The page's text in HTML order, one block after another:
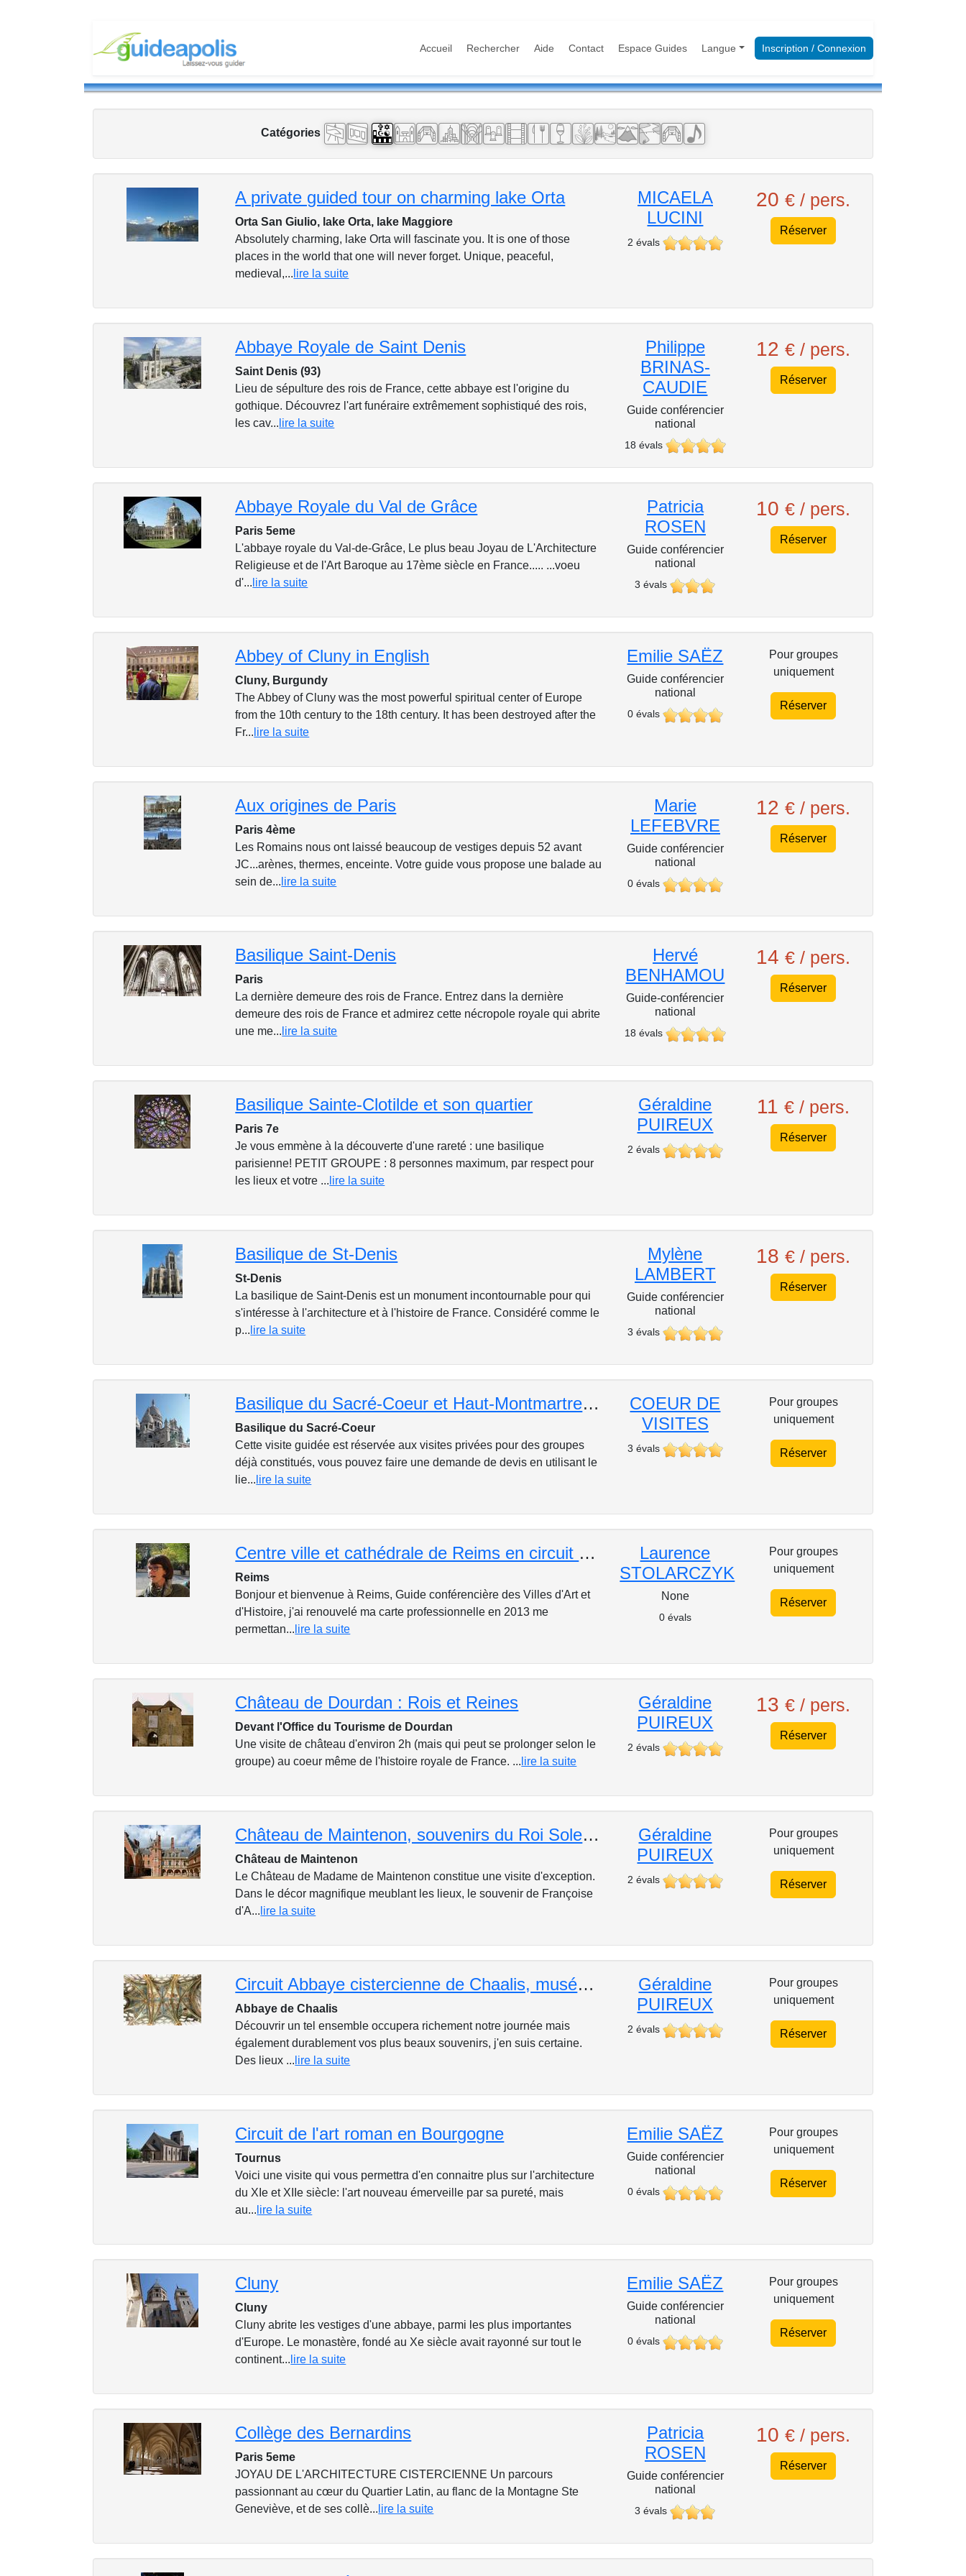
Accueil Rechercher Aide Contact Espace Guides Langue Inscription / Connexion
Catégories
A private guided tour on charming lake Orta
Orta San Giulio, lake Orta, lake Maggiore
Absolutely charming, lake Orta will fascinate you. It is one of those
places in the world that one will never forget. Unique, peaceful,
medieval,... lire la suite
MICAELA
LUCINI
2 évals
20€ / pers.
Réserver
Abbaye Royale de Saint Denis
Saint Denis (93)
Lieu de sépulture des rois de France, cette abbaye est l'origine du
gothique. Découvrez l'art funéraire extrêmement sophistiqué des rois,
les cav... lire la suite
Philippe
BRINAS-
CAUDIE
Guide conférencier
national
18 évals
12€ / pers.
Réserver
Abbaye Royale du Val de Grâce
Paris 5eme
L'abbaye royale du Val-de-Grâce, Le plus beau Joyau de L'Architecture
Religieuse et de l'Art Baroque au 17ème siècle en France..... ...voeu
d'... lire la suite
Patricia
ROSEN
Guide conférencier
national
3 évals
10€ / pers.
Réserver
Abbey of Cluny in English
Cluny, Burgundy
The Abbey of Cluny was the most powerful spiritual center of Europe
from the 10th century to the 18th century. It has been destroyed after the
Fr... lire la suite
Emilie SAËZ
Guide conférencier
national
0 évals
Pour groupes
uniquement
Réserver
Aux origines de Paris
Paris 4ème
Les Romains nous ont laissé beaucoup de vestiges depuis 52 avant
JC...arènes, thermes, enceinte. Votre guide vous propose une balade au
sein de... lire la suite
Marie
LEFEBVRE
Guide conférencier
national
0 évals
12€ / pers.
Réserver
Basilique Saint-Denis
Paris
La dernière demeure des rois de France. Entrez dans la dernière
demeure des rois de France et admirez cette nécropole royale qui abrite
une me... lire la suite
Hervé
BENHAMOU
Guide-conférencier
national
18 évals
14€ / pers.
Réserver
Basilique Sainte-Clotilde et son quartier
Paris 7e
Je vous emmène à la découverte d'une rareté : une basilique
parisienne! PETIT GROUPE : 8 personnes maximum, par respect pour
les lieux et votre ... lire la suite
Géraldine
PUIREUX
2 évals
11€ / pers.
Réserver
Basilique de St-Denis
St-Denis
La basilique de Saint-Denis est un monument incontournable pour qui
s'intéresse à l'architecture et à l'histoire de France. Considéré comme le
p... lire la suite
Mylène
LAMBERT
Guide conférencier
national
3 évals
18€ / pers.
Réserver
Basilique du Sacré-Coeur et Haut-Montmartre : visite privée
Basilique du Sacré-Coeur
Cette visite guidée est réservée aux visites privées pour des groupes
déjà constitués, vous pouvez faire une demande de devis en utilisant le
lie... lire la suite
COEUR DE
VISITES
3 évals
Pour groupes
uniquement
Réserver
Centre ville et cathédrale de Reims en circuit pédestre
Reims
Bonjour et bienvenue à Reims, Guide conférencière des Villes d'Art et
d'Histoire, j'ai renouvelé ma carte professionnelle en 2013 me
permettan... lire la suite
Laurence
STOLARCZYK
None
0 évals
Pour groupes
uniquement
Réserver
Château de Dourdan : Rois et Reines
Devant l'Office du Tourisme de Dourdan
Une visite de château d'environ 2h (mais qui peut se prolonger selon le
groupe) au coeur même de l'histoire royale de France. ... lire la suite
Géraldine
PUIREUX
2 évals
13€ / pers.
Réserver
Château de Maintenon, souvenirs du Roi Soleil et de Françoise d'Aubigné
Château de Maintenon
Le Château de Madame de Maintenon constitue une visite d'exception.
Dans le décor magnifique meublant les lieux, le souvenir de Françoise
d'A... lire la suite
Géraldine
PUIREUX
2 évals
Pour groupes
uniquement
Réserver
Circuit Abbaye cistercienne de Chaalis, musée Jacquemart-André, château et jardins d'Ermenonville
Abbaye de Chaalis
Découvrir un tel ensemble occupera richement notre journée mais
également durablement vos plus beaux souvenirs, j'en suis certaine.
Des lieux ... lire la suite
Géraldine
PUIREUX
2 évals
Pour groupes
uniquement
Réserver
Circuit de l'art roman en Bourgogne
Tournus
Voici une visite qui vous permettra d'en connaitre plus sur l'architecture
du XIe et XIIe siècle: l'art nouveau émerveille par sa pureté, mais
au... lire la suite
Emilie SAËZ
Guide conférencier
national
0 évals
Pour groupes
uniquement
Réserver
Cluny
Cluny
Cluny abrite les vestiges d'une abbaye, parmi les plus importantes
d'Europe. Le monastère, fondé au Xe siècle avait rayonné sur tout le
continent... lire la suite
Emilie SAËZ
Guide conférencier
national
0 évals
Pour groupes
uniquement
Réserver
Collège des Bernardins
Paris 5eme
JOYAU DE L'ARCHITECTURE CISTERCIENNE Un parcours
passionnant au cœur du Quartier Latin, au flanc de la Montagne Ste
Geneviève, et de ses collè... lire la suite
Patricia
ROSEN
Guide conférencier
national
3 évals
10€ / pers.
Réserver